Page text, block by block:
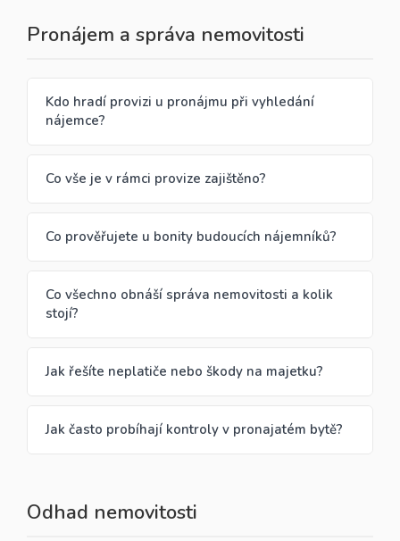
Pronájem a správa nemovitosti
Kdo hradí provizi u pronájmu při vyhledání
nájemce?
Co vše je v rámci provize zajištěno?
Co prověřujete u bonity budoucích nájemníků?
Co všechno obnáší správa nemovitosti a kolik
stojí?
Jak řešíte neplatiče nebo škody na majetku?
Jak často probíhají kontroly v pronajatém bytě?
Odhad nemovitosti